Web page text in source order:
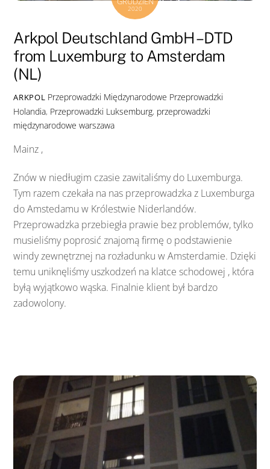
2020
Arkpol Deutschland GmbH – DTD
from Luxemburg to Amsterdam
(NL)
ARKPOL Przeprowadzki Międzynarodowe Przeprowadzki
Holandia, Przeprowadzki Luksemburg, przeprowadzki
międzynarodowe warszawa
Mainz ,
Znów w niedługim czasie zawitaliśmy do Luxemburga.
Tym razem czekała na nas przeprowadzka z Luxemburga
do Amstedamu w Królestwie Niderlandów.
Przeprowadzka przebiegła prawie bez problemów, tylko
musieliśmy poprosić znajomą firmę o podstawienie
windy zewnętrznej na rozładunku w Amsterdamie. Dzięki
temu uniknęliśmy uszkodzeń na klatce schodowej , która
byłą wyjątkowo wąska. Finalnie klient był bardzo
zadowolony.